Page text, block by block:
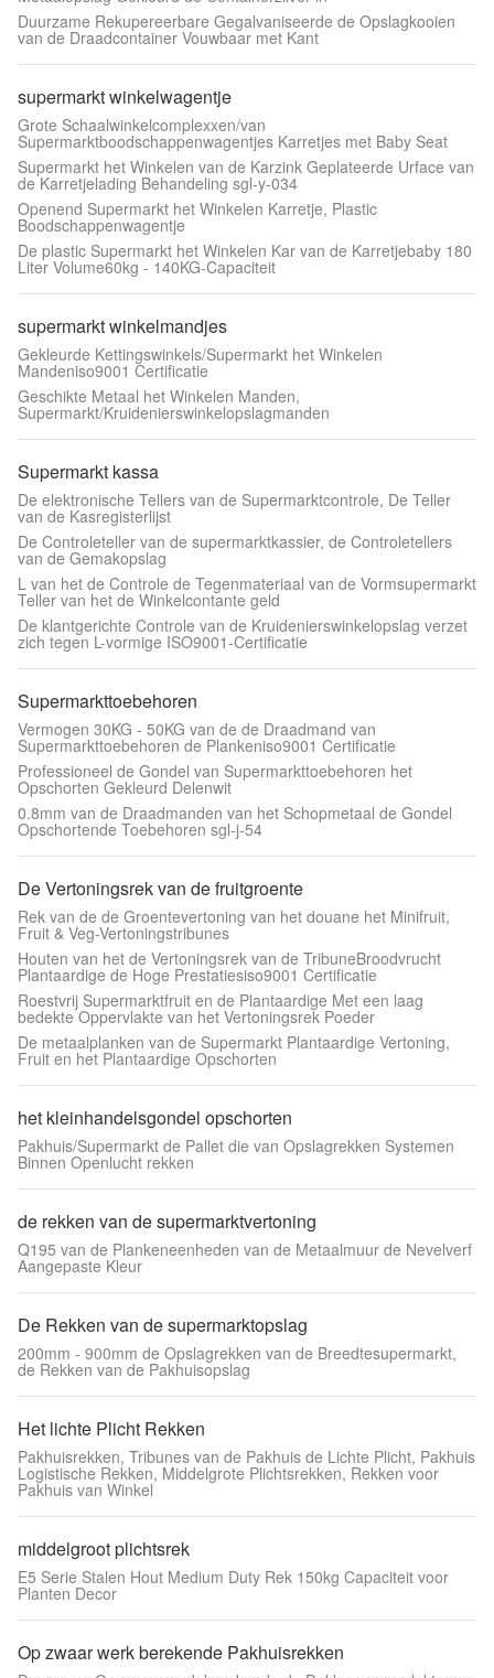
Duurzame Rekupereerbare Gegalvaniseerde de Opslagkooien
van de Draadcontainer Vouwbaar met Kant
supermarkt winkelwagentje
Grote Schaalwinkelcomplexxen/van
Supermarktboodschappenwagentjes Karretjes met Baby Seat
Supermarkt het Winkelen van de Karzink Geplateerde Urface van
de Karretjelading Behandeling sgl-y-034
Openend Supermarkt het Winkelen Karretje, Plastic
Boodschappenwagentje
De plastic Supermarkt het Winkelen Kar van de Karretjebaby 180
Liter Volume60kg - 140KG-Capaciteit
supermarkt winkelmandjes
Gekleurde Kettingswinkels/Supermarkt het Winkelen
Mandeniso9001 Certificatie
Geschikte Metaal het Winkelen Manden,
Supermarkt/Kruidenierswinkelopslagmanden
Supermarkt kassa
De elektronische Tellers van de Supermarktcontrole, De Teller
van de Kasregisterlijst
De Controleteller van de supermarktkassier, de Controletellers
van de Gemakopslag
L van het de Controle de Tegenmateriaal van de Vormsupermarkt
Teller van het de Winkelcontante geld
De klantgerichte Controle van de Kruidenierswinkelopslag verzet
zich tegen L-vormige ISO9001-Certificatie
Supermarkttoebehoren
Vermogen 30KG - 50KG van de de Draadmand van
Supermarkttoebehoren de Plankeniso9001 Certificatie
Professioneel de Gondel van Supermarkttoebehoren het
Opschorten Gekleurd Delenwit
0.8mm van de Draadmanden van het Schopmetaal de Gondel
Opschortende Toebehoren sgl-j-54
De Vertoningsrek van de fruitgroente
Rek van de de Groentevertoning van het douane het Minifruit,
Fruit & Veg-Vertoningstribunes
Houten van het de Vertoningsrek van de TribuneBroodvrucht
Plantaardige de Hoge Prestatiesiso9001 Certificatie
Roestvrij Supermarktfruit en de Plantaardige Met een laag
bedekte Oppervlakte van het Vertoningsrek Poeder
De metaalplanken van de Supermarkt Plantaardige Vertoning,
Fruit en het Plantaardige Opschorten
het kleinhandelsgondel opschorten
Pakhuis/Supermarkt de Pallet die van Opslagrekken Systemen
Binnen Openlucht rekken
de rekken van de supermarktvertoning
Q195 van de Plankeneenheden van de Metaalmuur de Nevelverf
Aangepaste Kleur
De Rekken van de supermarktopslag
200mm - 900mm de Opslagrekken van de Breedtesupermarkt,
de Rekken van de Pakhuisopslag
Het lichte Plicht Rekken
Pakhuisrekken, Tribunes van de Pakhuis de Lichte Plicht, Pakhuis
Logistische Rekken, Middelgrote Plichtsrekken, Rekken voor
Pakhuis van Winkel
middelgroot plichtsrek
E5 Serie Stalen Hout Medium Duty Rek 150kg Capaciteit voor
Planten Decor
Op zwaar werk berekende Pakhuisrekken